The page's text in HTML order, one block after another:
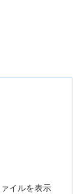
イルを表示